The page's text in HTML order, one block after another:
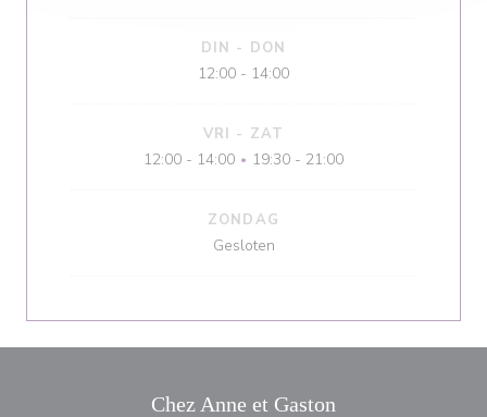
DIN - DON
12:00 - 14:00
VRI - ZAT
12:00 - 14:00 • 19:30 - 21:00
ZONDAG
Gesloten
Chez Anne et Gaston